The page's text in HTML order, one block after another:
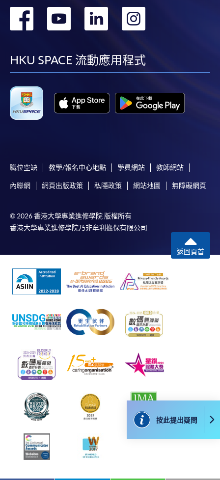
人或報名中心。
課程/科目報名注意事項:
JavaScript程式瀏覽器的電腦上進行。建議選用
申請人不應閒置申請超過10分鐘。否則，申請人
必須重新開始整個申請程序。
網上報名只支援「提早報讀優惠」。如需享用其他
功被獲取錄。任何不成功的申請，課程組職員將儘
快與 閣下聯絡。
程/科目只可提交一次申請。
在網上報名過程中，付款成功後，網頁將顯示付款
確認。另外，確認電子郵件亦會發送到 閣下的電
子郵件帳戶。請保留確定回條作日後查詢用途。
除特殊情況(例如課程因報名人數不足而被取消)及
法例規定外，一切已繳費用，概不退還。
如須甄選入學，則正式收據並不可作為 閣下已獲
取錄的證明。學院將在截止報名日期後儘快通知申
請者是否獲取錄。落選的申請人將獲退還已繳交的
學費。
免責聲明
本學院為學院開設的其中一些課程提供在線服務的平台。雖然
本學院會力求在有關網頁上刊載的資訊正確和合時，但本學院
卻不能為這些資訊作出任何明確或隱含的保證。本學院尤其不
會保證下列各項：資訊並無侵犯版權，資訊可安全使用、資訊
準確、資訊適合任何目的、資訊不含電腦病毒等。
按此提出疑問
折
轉
facebook
轉
youtube
轉
linkedin
HKU SPACE 流動應用程式
職位空缺 教學/報名中心地點 學員網站 教師網站
內聯網 網頁出版政策 私隱政策 網站地圖 無障礙網頁
© 2026 香港大學專業進修學院 版權所有
香港大學專業進修學院乃非牟利擔保有限公司
返回頁首